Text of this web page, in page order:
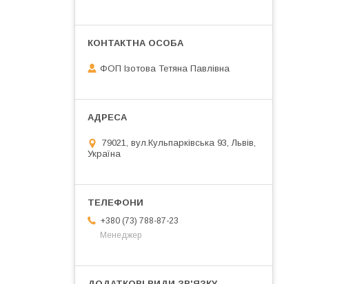
ФОП Ізотова Тетяна Павлівна
79021, вул.Кульпарківська 93, Львів,
Україна
+380 (73) 788-87-23
Менеджер